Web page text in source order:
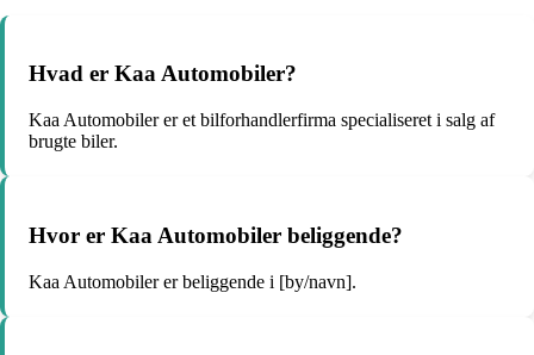
Hvad er Kaa Automobiler?
Kaa Automobiler er et bilforhandlerfirma specialiseret i salg af
brugte biler.
Hvor er Kaa Automobiler beliggende?
Kaa Automobiler er beliggende i [by/navn].